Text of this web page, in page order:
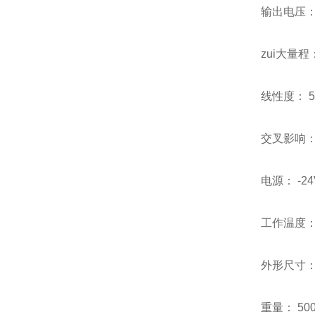
输出电压
zui大量程
线性度：
交叉影响
电源： -
工作温度
外形尺寸
重量：